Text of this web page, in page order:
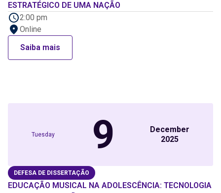
ESTRATÉGICO DE UMA NAÇÃO
2:00 pm
Online
Saiba mais
Tuesday 9
December
2025
DEFESA DE DISSERTAÇÃO
EDUCAÇÃO MUSICAL NA ADOLESCÊNCIA: TECNOLOGIA